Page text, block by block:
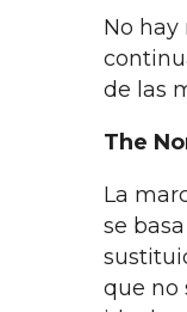
No
de las
The
La
se
que no